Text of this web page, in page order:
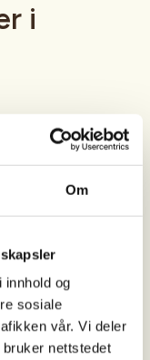
Om
innhold og
sosiale
vår. Vi deler
nettstedet
i